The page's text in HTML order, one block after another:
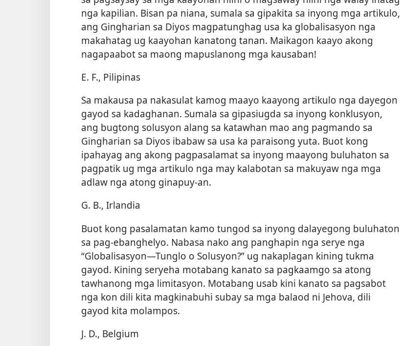
nga kapilian. Bisan pa niana, sumala sa gipakita sa inyong mga artikulo,
ang Gingharian sa Diyos magpatunghag usa ka globalisasyon nga
makahatag ug kaayohan kanatong tanan. Maikagon kaayo akong
nagapaabot sa maong mapuslanong mga kausaban!
E. F., Pilipinas
Sa makausa pa nakasulat kamog maayo kaayong artikulo nga dayegon
gayod sa kadaghanan. Sumala sa gipasiugda sa inyong konklusyon,
ang bugtong solusyon alang sa katawhan mao ang pagmando sa
Gingharian sa Diyos ibabaw sa usa ka paraisong yuta. Buot kong
ipahayag ang akong pagpasalamat sa inyong maayong buluhaton sa
pagpatik ug mga artikulo nga may kalabotan sa makuyaw nga mga
adlaw nga atong ginapuy-an.
G. B., Irlandia
Buot kong pasalamatan kamo tungod sa inyong dalayegong buluhaton
sa pag-ebanghelyo. Nabasa nako ang panghapin nga serye nga
“Globalisasyon​—Tunglo o Solusyon?” ug nakaplagan kining tukma
gayod. Kining seryeha motabang kanato sa pagkaamgo sa atong
tawhanong mga limitasyon. Motabang usab kini kanato sa pagsabot
nga kon dili kita magkinabuhi subay sa mga balaod ni Jehova, dili
gayod kita molampos.
J. D., Belgium